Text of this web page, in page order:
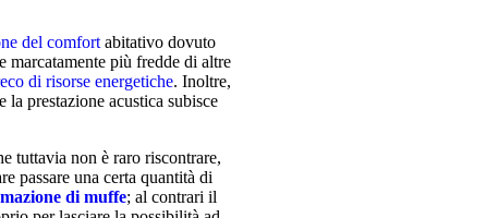
del comfort abitativo dovuto
più fredde di altre
di risorse energetiche. Inoltre,
la prestazione acustica subisce
tuttavia non è raro riscontrare,
passare una certa quantità di
di muffe; al contrari il